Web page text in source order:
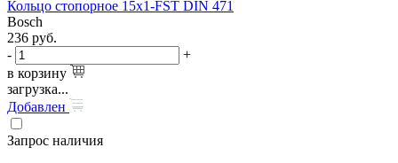
Кольцо стопорное 15x1-FST DIN 471
Bosch
236 руб.
-
+
в корзину
загрузка...
Добавлен
Запрос наличия